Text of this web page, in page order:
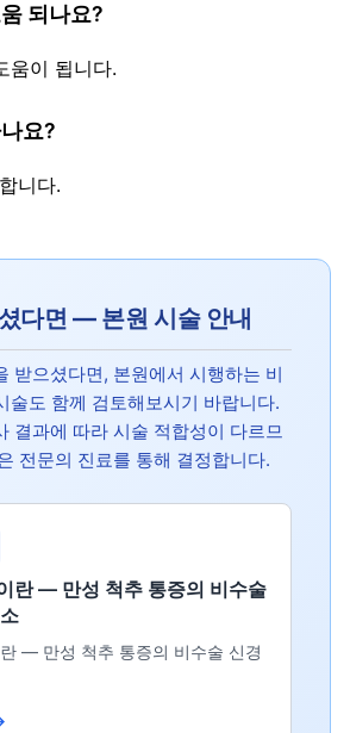
되나요?
움이 됩니다.
요?
니다.
다면 — 본원 시술 안내
받으셨다면, 본원에서 시행하는 비
술도 함께 검토해보시기 바랍니다.
결과에 따라 시술 적합성이 다르므
전문의 진료를 통해 결정합니다.
란 — 만성 척추 통증의 비수술
— 만성 척추 통증의 비수술 신경